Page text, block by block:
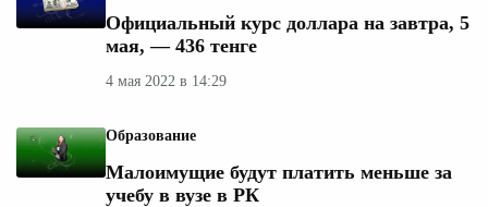
Официальный курс доллара на завтра, 5
мая, — 436 тенге
4 мая 2022 в 14:29
Образование
Малоимущие будут платить меньше за
учебу в вузе в РК